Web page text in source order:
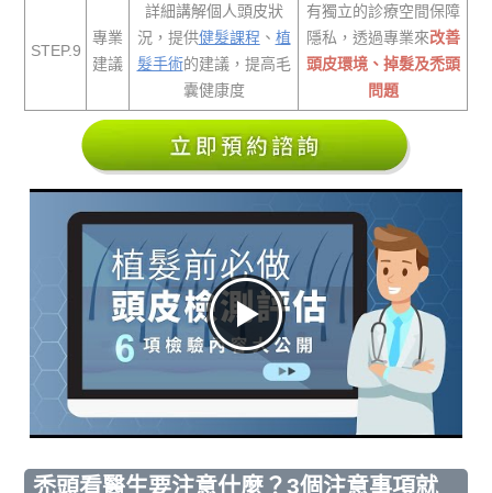
STEP.9
專業
建議
詳細講解個人頭皮狀
況，提供健髮課程 、 植
髮手術的建議，提高毛
囊健康度
有獨立的診療空間保障
隱私，透過專業來改善
頭皮環境、掉髮及禿頭
問題
禿頭看醫生要注意什麼？3個注意事項就